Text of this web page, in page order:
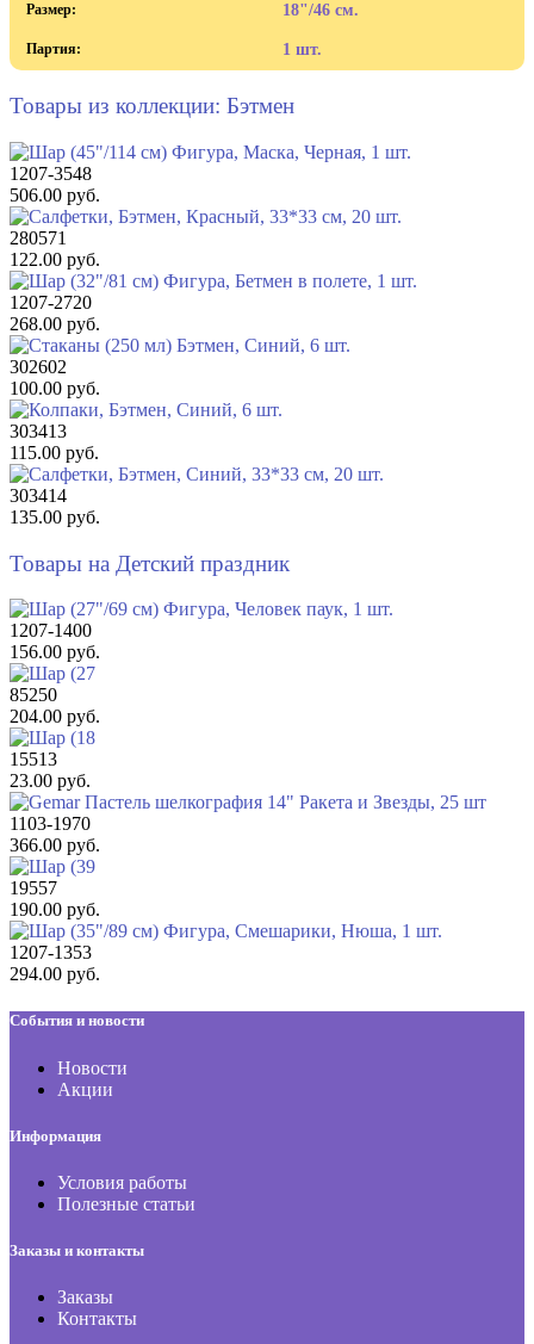
Размер: 18"/46 см.
Партия: 1 шт.
Товары из коллекции: Бэтмен
1207-3548
506.00 руб.
280571
122.00 руб.
1207-2720
268.00 руб.
302602
100.00 руб.
303413
115.00 руб.
303414
135.00 руб.
Товары на Детский праздник
1207-1400
156.00 руб.
85250
204.00 руб.
15513
23.00 руб.
1103-1970
366.00 руб.
19557
190.00 руб.
1207-1353
294.00 руб.
События и новости
Новости
Акции
Информация
Условия работы
Полезные статьи
Заказы и контакты
Заказы
Контакты